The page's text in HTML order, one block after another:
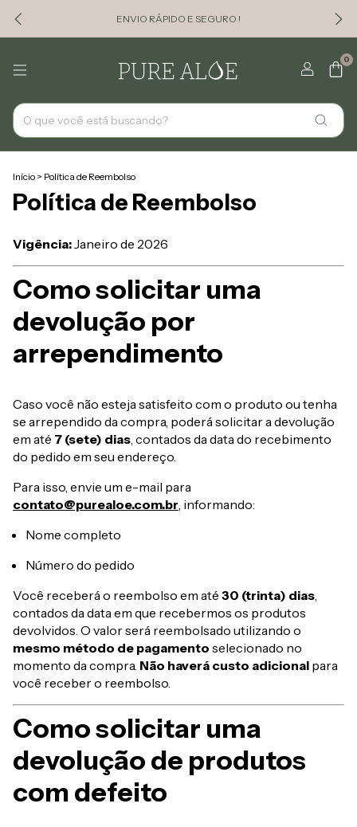
ENVIO RÁPIDO E SEGURO !
0
Início > Política de Reembolso
Política de Reembolso
Vigência:Janeiro de 2026
Como solicitar uma
devolução por
arrependimento
Caso você não esteja satisfeito com o produto ou tenha
se arrependido da compra, poderá solicitar a devolução
em até 7 (sete) dias, contados da data do recebimento
do pedido em seu endereço.
Para isso, envie um e-mail para
contato@purealoe.com.br, informando:
Nome completo
Número do pedido
Você receberá o reembolso em até 30 (trinta) dias,
contados da data em que recebermos os produtos
devolvidos. O valor será reembolsado utilizando o
mesmo método de pagamento selecionado no
momento da compra. Não haverá custo adicional para
você receber o reembolso.
Como solicitar uma
devolução de produtos
com defeito